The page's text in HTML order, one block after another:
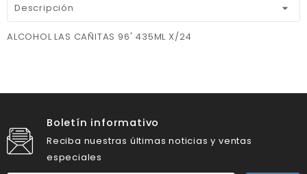
Descripción
ALCOHOL LAS CAÑITAS 96' 435ML X/24
Boletín informativo
Reciba nuestras últimas noticias y ventas
especiales